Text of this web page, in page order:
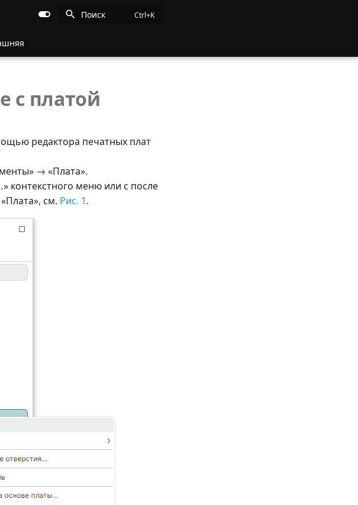
Поиск
с платой
редактора печатных плат
→ «Плата».
контекстного меню или с после
см. Рис. 1.